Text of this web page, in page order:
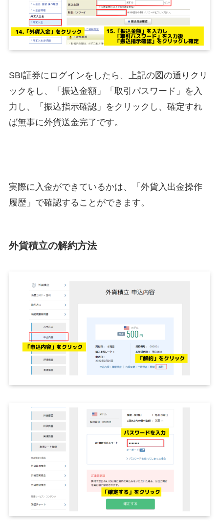
SBI証券にログインをしたら、上記の図の通りクリ
ックをし、「振込金額」「取引パスワード」を入
力し、「振込指示確認」をクリックし、確定すれ
ば無事に外貨送金完了です。
実際に入金ができているかは、「外貨入出金操作
履歴」で確認することができます。
外貨積立の解約方法